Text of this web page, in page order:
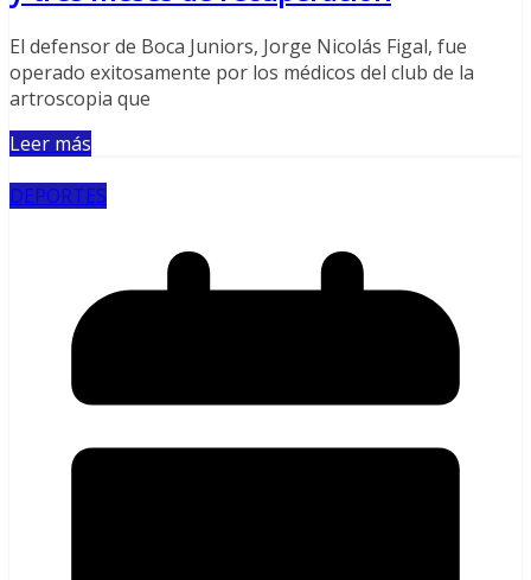
El defensor de Boca Juniors, Jorge Nicolás Figal, fue
operado exitosamente por los médicos del club de la
artroscopia que
Leer más
DEPORTES